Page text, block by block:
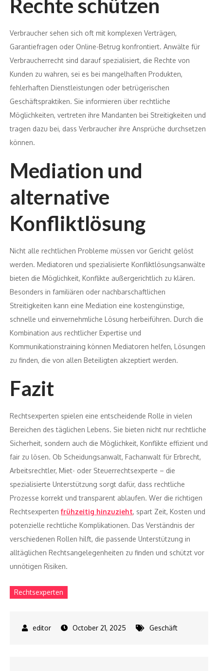
Rechte schützen
Verbraucher sehen sich oft mit komplexen Verträgen,
Garantiefragen oder Online-Betrug konfrontiert. Anwälte für
Verbraucherrecht sind darauf spezialisiert, die Rechte von
Kunden zu wahren, sei es bei mangelhaften Produkten,
fehlerhaften Dienstleistungen oder betrügerischen
Geschäftspraktiken. Sie informieren über rechtliche
Möglichkeiten, vertreten ihre Mandanten bei Streitigkeiten und
tragen dazu bei, dass Verbraucher ihre Ansprüche durchsetzen
können.
Mediation und
alternative
Konfliktlösung
Nicht alle rechtlichen Probleme müssen vor Gericht gelöst
werden. Mediatoren und spezialisierte Konfliktlösungsanwälte
bieten die Möglichkeit, Konflikte außergerichtlich zu klären.
Besonders in familiären oder nachbarschaftlichen
Streitigkeiten kann eine Mediation eine kostengünstige,
schnelle und einvernehmliche Lösung herbeiführen. Durch die
Kombination aus rechtlicher Expertise und
Kommunikationstraining können Mediatoren helfen, Lösungen
zu finden, die von allen Beteiligten akzeptiert werden.
Fazit
Rechtsexperten spielen eine entscheidende Rolle in vielen
Bereichen des täglichen Lebens. Sie bieten nicht nur rechtliche
Sicherheit, sondern auch die Möglichkeit, Konflikte effizient und
fair zu lösen. Ob Scheidungsanwalt, Fachanwalt für Erbrecht,
Arbeitsrechtler, Miet- oder Steuerrechtsexperte – die
spezialisierte Unterstützung sorgt dafür, dass rechtliche
Prozesse korrekt und transparent ablaufen. Wer die richtigen
Rechtsexperten frühzeitig hinzuzieht, spart Zeit, Kosten und
potenzielle rechtliche Komplikationen. Das Verständnis der
verschiedenen Rollen hilft, die passende Unterstützung in
alltäglichen Rechtsangelegenheiten zu finden und schützt vor
unnötigen Risiken.
Rechtsexperten
October 21, 2025 Geschäft